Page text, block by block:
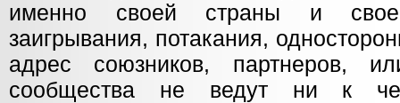
именно своей страны и
заигрывания, потакания,
адрес союзников, партнеров,
сообщества не ведут ни к